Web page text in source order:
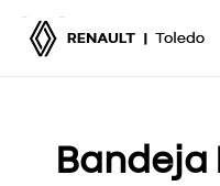
Bandeja